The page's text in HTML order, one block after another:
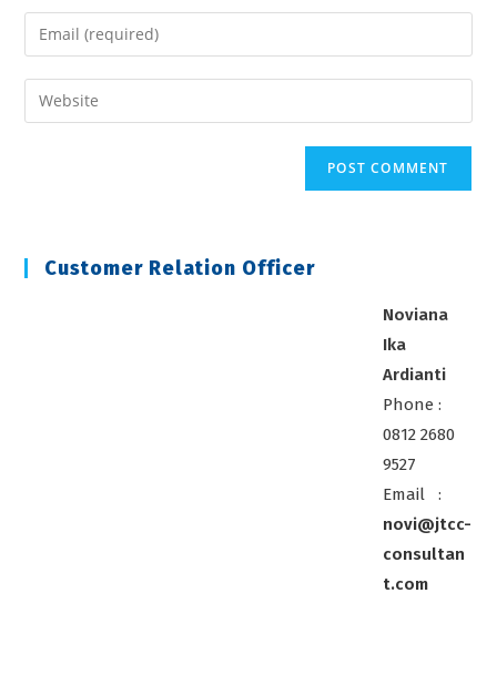
name
comment
Enter
your
email
address
Enter
your
Customer Relation Officer
Noviana
Ika
Ardianti
Phone :
0812 2680
9527
Email :
novi@jtcc-
consultan
t.com